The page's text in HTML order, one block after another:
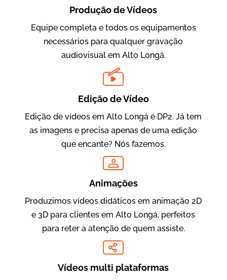
BRF Parceiros
Vídeos de Integração e Segurança
Vídeo Institucional
Produção de Vídeos
Equipe completa e todos os equipamentos
necessários para qualquer gravação
audiovisual em Alto Longá.
Edição de Vídeo
Edição de vídeos em Alto Longá é DP2. Já tem
as imagens e precisa apenas de uma edição
que encante? Nós fazemos.
Animações
Produzimos vídeos didáticos em animação 2D
e 3D para clientes em Alto Longá, perfeitos
para reter a atenção de quem assiste.
Vídeos multi plataformas